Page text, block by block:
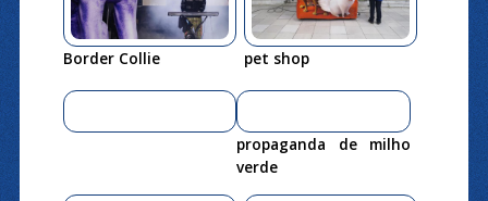
Border Collie pet shop
propaganda de milho
verde